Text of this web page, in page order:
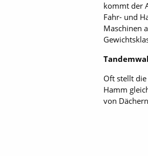
kommt der
Fahr- und
Maschinen
Oft stellt
Hamm
von